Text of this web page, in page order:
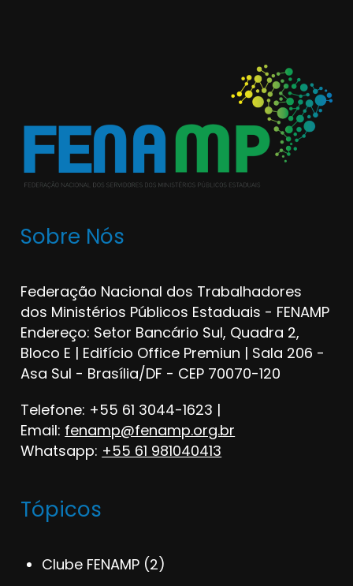
Sobre Nós
Federação Nacional dos Trabalhadores
dos Ministérios Públicos Estaduais - FENAMP
Endereço: Setor Bancário Sul, Quadra 2,
Bloco E | Edifício Office Premiun | Sala 206 -
Asa Sul - Brasília/DF - CEP 70070-120
Telefone: +55 61 3044-1623 |
Email: fenamp@fenamp.org.br
Whatsapp: +55 61 981040413
Tópicos
Clube FENAMP (2)